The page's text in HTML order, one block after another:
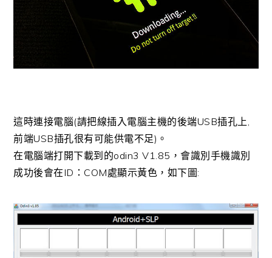
這時連接電腦(請把線插入電腦主機的後端USB插孔上,
前端USB插孔很有可能供電不足)。
在電腦端打開下載到的odin3 V1.85，會識別手機識別
成功後會在ID：COM處顯示黃色，如下圖: